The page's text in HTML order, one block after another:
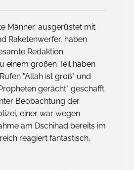
Männer, ausgerüstet mit
Raketenwerfer, haben
Redaktion
einem großen Teil haben
"Allah ist groß" und
gerächt" geschafft.
Beobachtung der
einer war wegen
am Dschihad bereits im
reagiert fantastisch,